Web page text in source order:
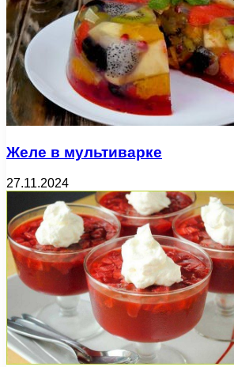
Желе в мультиварке
27.11.2024